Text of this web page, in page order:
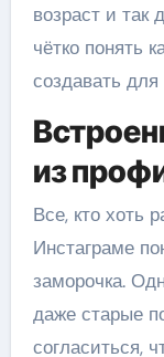
возраст и так
чётко понять
создавать
из
Все, кто хоть
Инстаграме
заморочка.
даже старые
согласиться,